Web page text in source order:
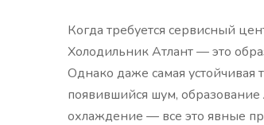
Когда требуется сервисный
Холодильник Атлант — это
Однако даже самая устойчивая
появившийся шум,
охлаждение — все это явные